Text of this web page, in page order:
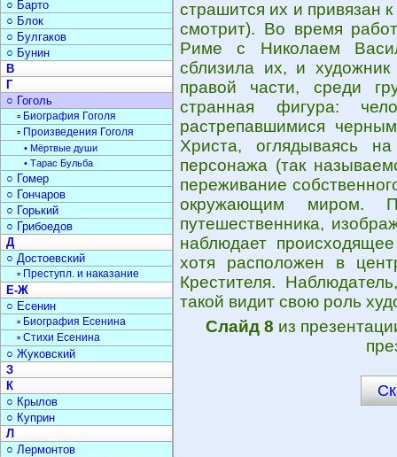
страшится их и привязан
смотрит). Во время
Риме с Николаем
сблизила их, и
правой части, среди
странная фигура:
растрепавшимися
Христа, оглядываясь
персонажа (так
переживание
окружающим миром.
путешественника,
наблюдает
хотя расположен в
Крестителя.
такой видит свою роль
Слайд 8 из
○ Барто
○ Блок
○ Булгаков
○ Бунин
В
Г
○ Гоголь
▫ Биография Гоголя
▫ Произведения Гоголя
• Мёртвые души
• Тарас Бульба
○ Гомер
○ Гончаров
○ Горький
○ Грибоедов
Д
○ Достоевский
▫ Преступл. и наказание
Е-Ж
○ Есенин
▫ Биография Есенина
▫ Стихи Есенина
○ Жуковский
З
К
○ Крылов
○ Куприн
Л
○ Лермонтов